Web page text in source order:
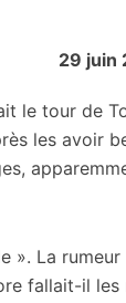
29 juin
le tour de
les avoir
». La
fallait-il